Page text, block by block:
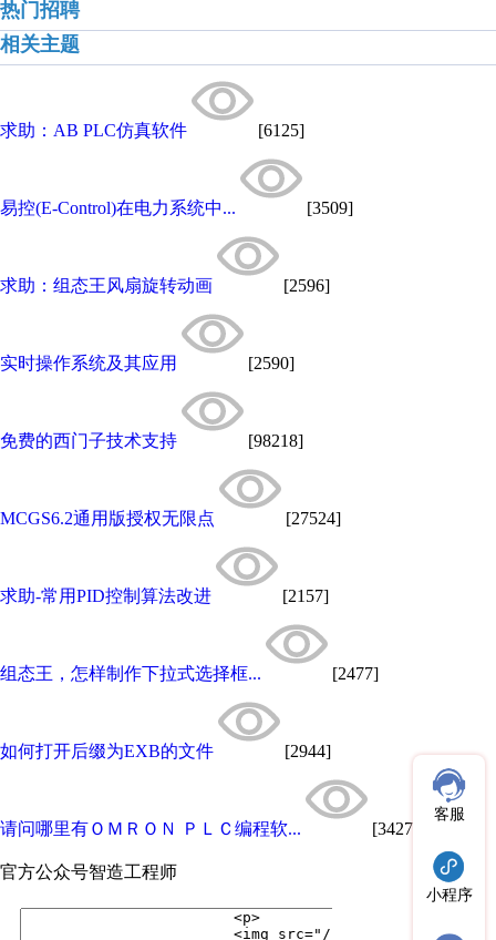
热门招聘
相关主题
求助：AB PLC仿真软件 [6125]
易控(E-Control)在电力系统中... [3509]
求助：组态王风扇旋转动画 [2596]
实时操作系统及其应用 [2590]
免费的西门子技术支持 [98218]
MCGS6.2通用版授权无限点 [27524]
求助-常用PID控制算法改进 [2157]
组态王，怎样制作下拉式选择框... [2477]
如何打开后缀为EXB的文件 [2944]
请问哪里有ＯＭＲＯＮ ＰＬＣ编程软... [3427]
官方公众号智造工程师
客服
小程序